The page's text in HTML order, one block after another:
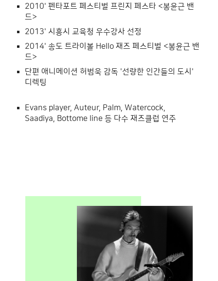
2010' 펜타포트 페스티벌 프린지 페스타 <봉윤근 밴
드>
2013' 시흥시 교육청 우수강사 선정
2014' 송도 트라이볼 Hello 재즈 페스티벌 <봉윤근 밴
드>
단편 애니메이션 허범욱 감독 '선량한 인간들의 도시'
디렉팅
Evans player, Auteur, Palm, Watercock,
Saadiya, Bottome line 등 다수 재즈클럽 연주